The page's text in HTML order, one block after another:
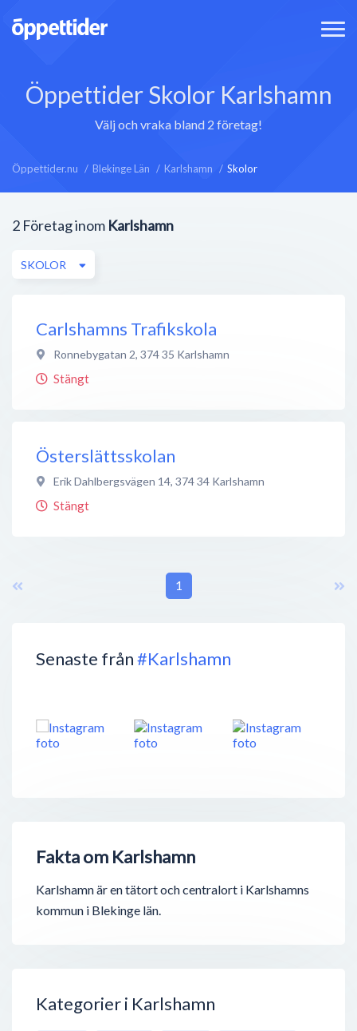
Öppettider Skolor Karlshamn
Välj och vraka bland 2 företag!
Öppettider.nu Blekinge Län Karlshamn Skolor
Senaste från#Karlshamn
Fakta om Karlshamn
Karlshamn är en tätort och centralort i Karlshamns
kommun i Blekinge län.
Kategorier i Karlshamn
2 Företag inom Karlshamn
SKOLOR
Carlshamns Trafikskola
Ronnebygatan 2, 374 35 Karlshamn
Stängt
Österslättsskolan
Erik Dahlbergsvägen 14, 374 34 Karlshamn
Stängt
1